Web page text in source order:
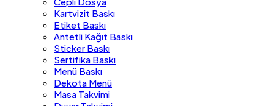
Kartvizit Baskı
Etiket Baskı
Antetli Kağıt Baskı
Sticker Baskı
Sertifika Baskı
Menü Baskı
Dekota Menü
Masa Takvimi